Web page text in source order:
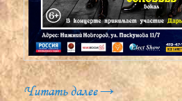
Читать далее→